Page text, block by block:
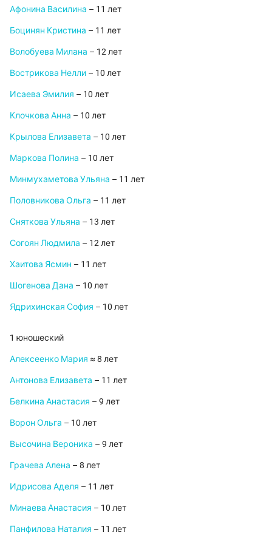
Афонина Василина – 11 лет
Боцинян Кристина – 11 лет
Волобуева Милана – 12 лет
Вострикова Нелли – 10 лет
Исаева Эмилия – 10 лет
Клочкова Анна – 10 лет
Крылова Елизавета – 10 лет
Маркова Полина – 10 лет
Минмухаметова Ульяна – 11 лет
Половникова Ольга – 11 лет
Сняткова Ульяна – 13 лет
Согоян Людмила – 12 лет
Хаитова Ясмин – 11 лет
Шогенова Дана – 10 лет
Ядрихинская София – 10 лет
1 юношеский
Алексеенко Мария ≈ 8 лет
Антонова Елизавета – 11 лет
Белкина Анастасия – 9 лет
Ворон Ольга – 10 лет
Высочина Вероника – 9 лет
Грачева Алена – 8 лет
Идрисова Аделя – 11 лет
Минаева Анастасия – 10 лет
Панфилова Наталия – 11 лет